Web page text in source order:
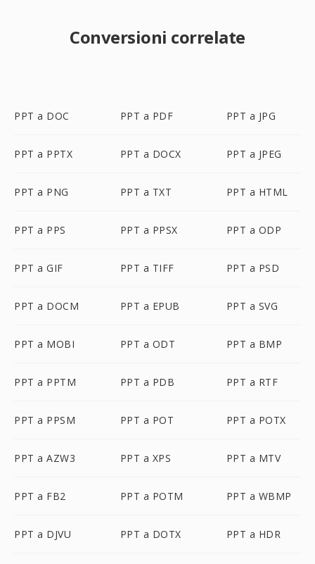
Conversioni correlate
PPT a DOC PPT a PDF PPT a JPG
PPT a PPTX PPT a DOCX PPT a JPEG
PPT a PNG PPT a TXT PPT a HTML
PPT a PPS PPT a PPSX PPT a ODP
PPT a GIF PPT a TIFF PPT a PSD
PPT a DOCM PPT a EPUB PPT a SVG
PPT a MOBI PPT a ODT PPT a BMP
PPT a PPTM PPT a PDB PPT a RTF
PPT a PPSM PPT a POT PPT a POTX
PPT a AZW3 PPT a XPS PPT a MTV
PPT a FB2 PPT a POTM PPT a WBMP
PPT a DJVU PPT a DOTX PPT a HDR